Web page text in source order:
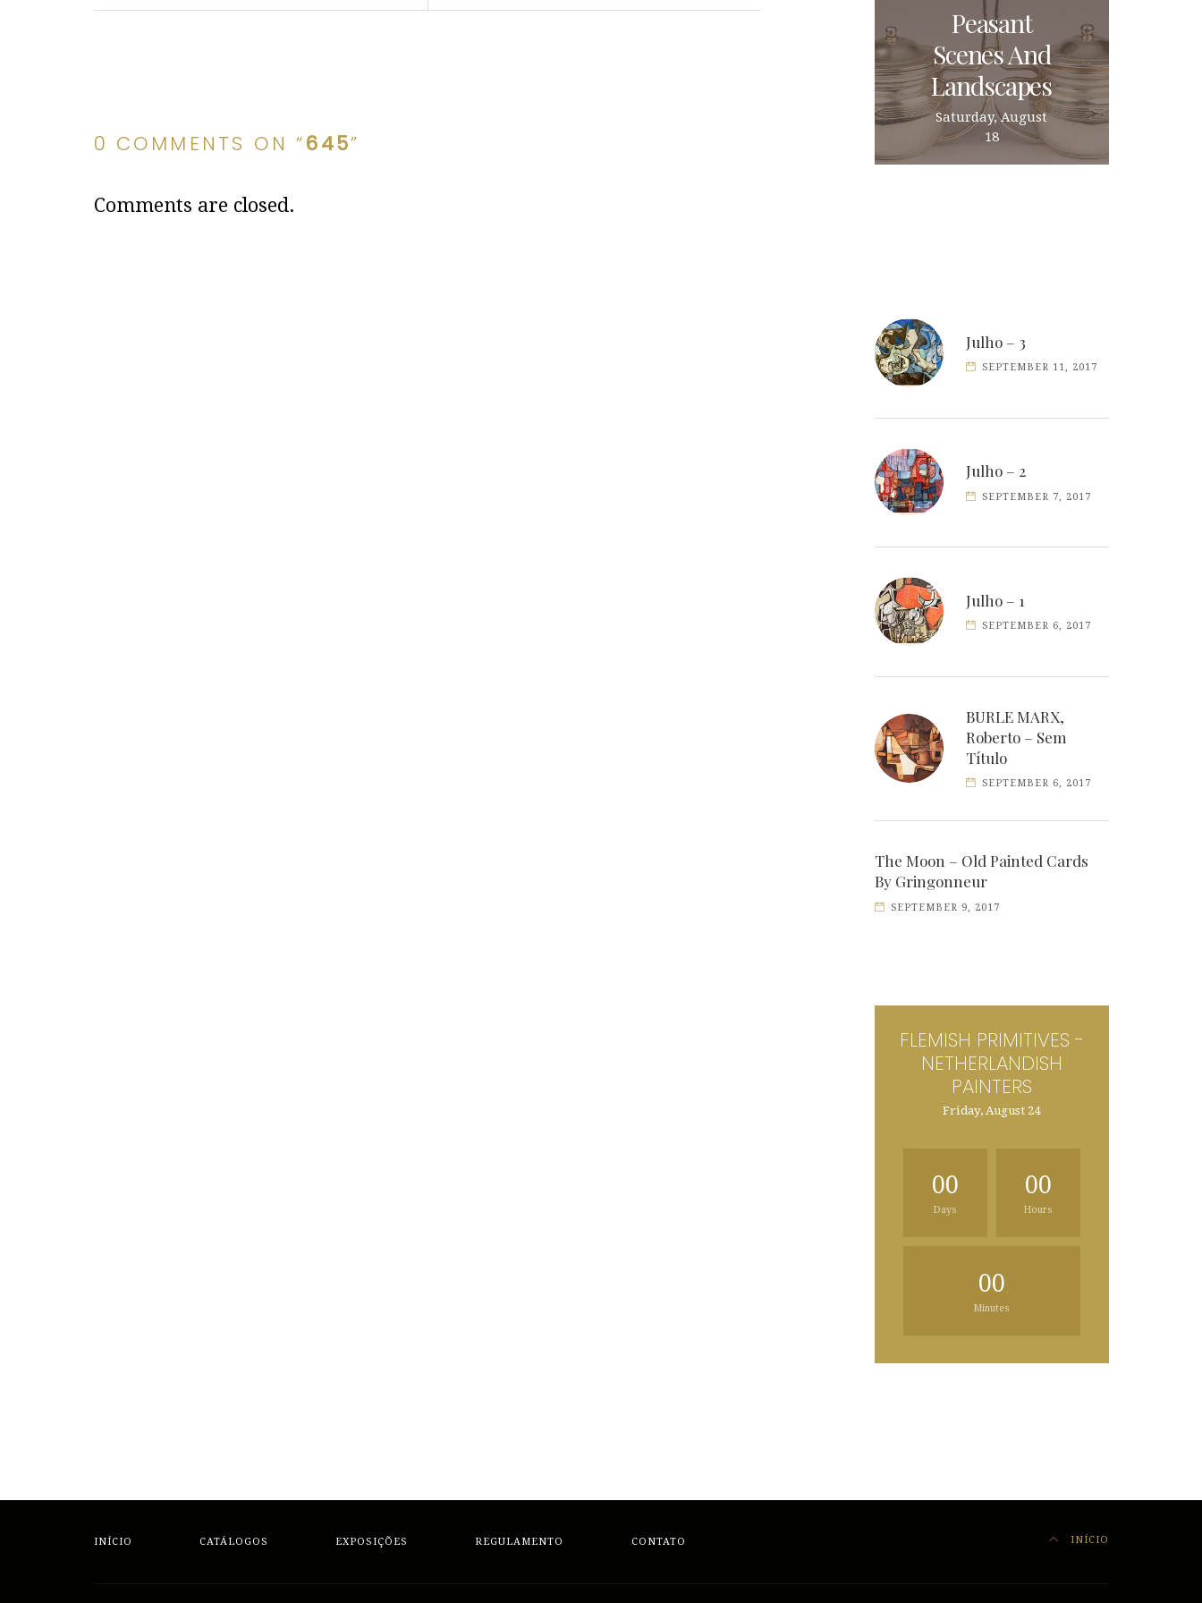
0 COMMENTS ON “645”
Comments are closed.
Peasant
Scenes And
Landscapes
Saturday, August
18
Julho – 3
SEPTEMBER 11, 2017
Julho – 2
SEPTEMBER 7, 2017
Julho – 1
SEPTEMBER 6, 2017
BURLE MARX,
Roberto – Sem
Título
SEPTEMBER 6, 2017
The Moon – Old Painted Cards
By Gringonneur
SEPTEMBER 9, 2017
FLEMISH PRIMITIVES -
NETHERLANDISH
PAINTERS
Friday, August 24
00
Days
00
Hours
00
Minutes
INÍCIO CATÁLOGOS EXPOSIÇÕES REGULAMENTO CONTATO INÍCIO